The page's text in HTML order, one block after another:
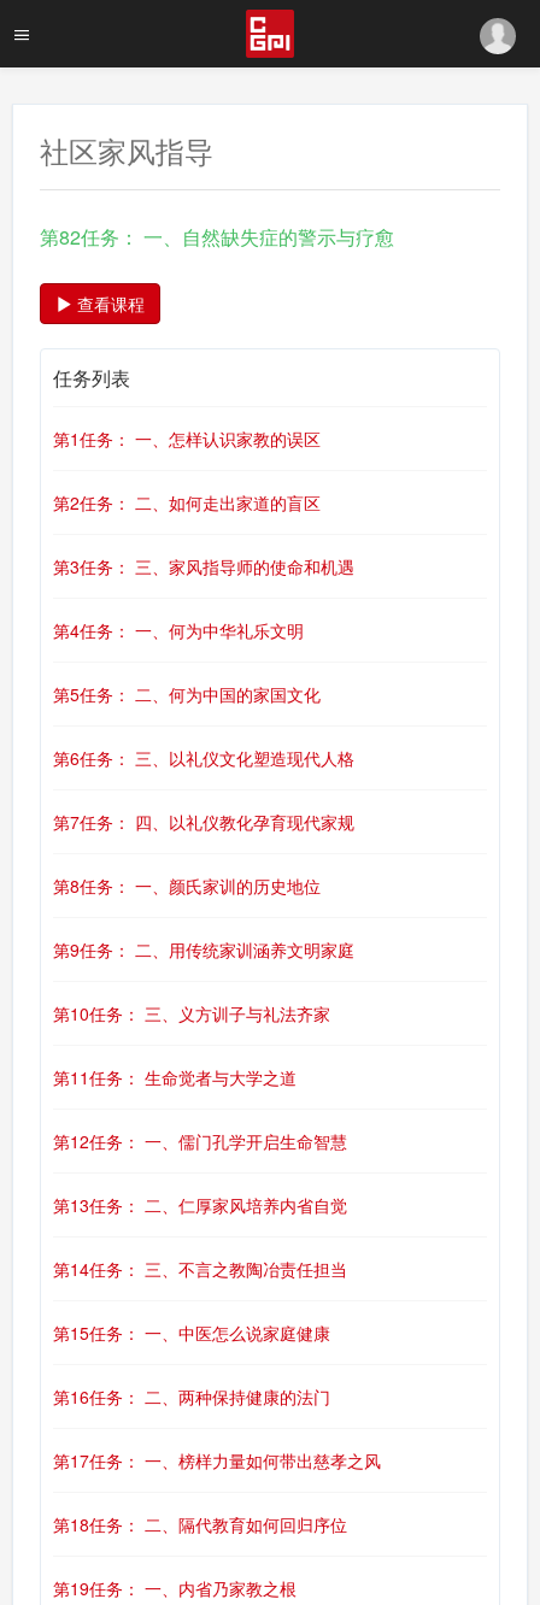
社区家风指导
第82任务： 一、自然缺失症的警示与疗愈
查看课程
任务列表
第1任务： 一、怎样认识家教的误区
第2任务： 二、如何走出家道的盲区
第3任务： 三、家风指导师的使命和机遇
第4任务： 一、何为中华礼乐文明
第5任务： 二、何为中国的家国文化
第6任务： 三、以礼仪文化塑造现代人格
第7任务： 四、以礼仪教化孕育现代家规
第8任务： 一、颜氏家训的历史地位
第9任务： 二、用传统家训涵养文明家庭
第10任务： 三、义方训子与礼法齐家
第11任务： 生命觉者与大学之道
第12任务： 一、儒门孔学开启生命智慧
第13任务： 二、仁厚家风培养内省自觉
第14任务： 三、不言之教陶冶责任担当
第15任务： 一、中医怎么说家庭健康
第16任务： 二、两种保持健康的法门
第17任务： 一、榜样力量如何带出慈孝之风
第18任务： 二、隔代教育如何回归序位
第19任务： 一、内省乃家教之根